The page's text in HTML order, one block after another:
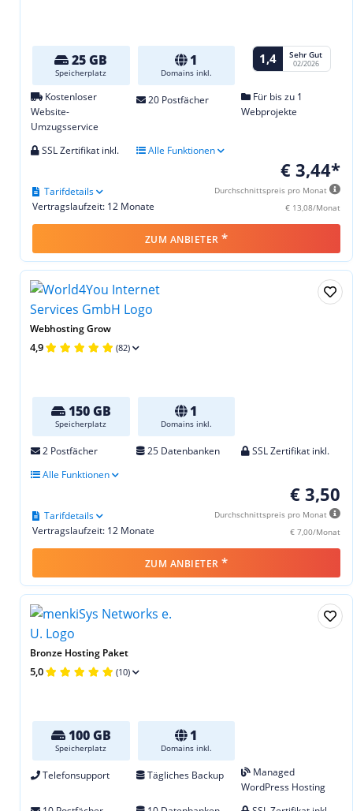
25 GB
Speicherplatz
1
Domains inkl.
1,4 Sehr Gut
02/2026
Kostenloser
Website-
Umzugsservice
20 Postfächer
Für bis zu 1
Webprojekte
SSL Zertifikat inkl. Alle Funktionen
€ 3,44*
Durchschnittspreis pro Monat
€ 13,08/Monat
Vertragslaufzeit: 12 Monate
Tarifdetails
ZUM ANBIETER *
Webhosting Grow
4,9 (82)
150 GB
Speicherplatz
1
Domains inkl.
2 Postfächer 25 Datenbanken
SSL Zertifikat inkl.
Alle Funktionen
€ 3,50
Durchschnittspreis pro Monat
€ 7,00/Monat
Vertragslaufzeit: 12 Monate
Tarifdetails
ZUM ANBIETER *
Bronze Hosting Paket
5,0 (10)
100 GB
Speicherplatz
1
Domains inkl.
Telefonsupport Tägliches Backup
Managed
WordPress Hosting